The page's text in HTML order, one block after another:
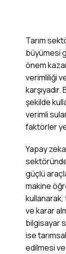
Tarım
büyümesi
önem
verimliliği
şekilde
verimli
faktörler
Yapay
güçlü
makine
kullanarak,
ve karar
bilgisayar
ise
edilmesi ve